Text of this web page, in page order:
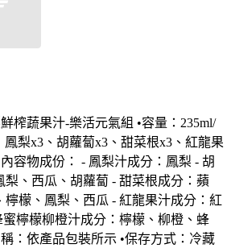
榨蔬果汁-樂活元氣組 •容量：235ml/
鳳梨x3、胡蘿蔔x3、甜菜根x3、紅龍果
容物成份： - 鳳梨汁成分：鳳梨 - 胡
梨、西瓜、胡蘿蔔 - 甜菜根成分：蘋
檸檬、鳳梨、西瓜 - 紅龍果汁成分：紅
檸檬柳橙汁成分：檸檬、柳橙、蜂
：依產品包裝所示 •保存方式：冷藏